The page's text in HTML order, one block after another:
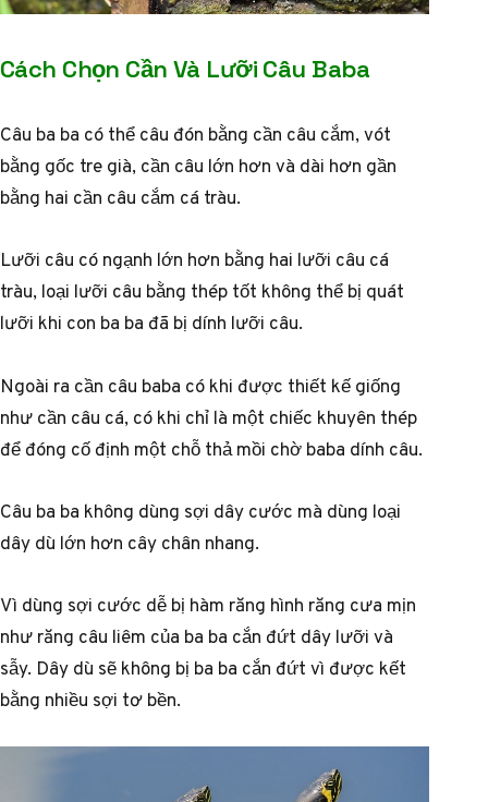
Cách Chọn Cần Và Lưỡi Câu Baba
Câu ba ba có thể câu đón bằng cần câu cắm, vót
bằng gốc tre già, cần câu lớn hơn và dài hơn gần
bằng hai cần câu cắm cá tràu.
Lưỡi câu có ngạnh lớn hơn bằng hai lưỡi câu cá
tràu, loại lưỡi câu bằng thép tốt không thể bị quát
lưỡi khi con ba ba đã bị dính lưỡi câu.
Ngoài ra cần câu baba có khi được thiết kế giống
như cần câu cá, có khi chỉ là một chiếc khuyên thép
để đóng cố định một chỗ thả mồi chờ baba dính câu.
Câu ba ba không dùng sợi dây cước mà dùng loại
dây dù lớn hơn cây chân nhang.
Vì dùng sợi cước dễ bị hàm răng hình răng cưa mịn
như răng câu liêm của ba ba cắn đứt dây lưỡi và
sẫy. Dây dù sẽ không bị ba ba cắn đứt vì được kết
bằng nhiều sợi tơ bền.